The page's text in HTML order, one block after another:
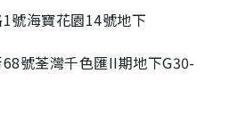
號海寶花園14號地下
號荃灣千色匯II期地下G30-